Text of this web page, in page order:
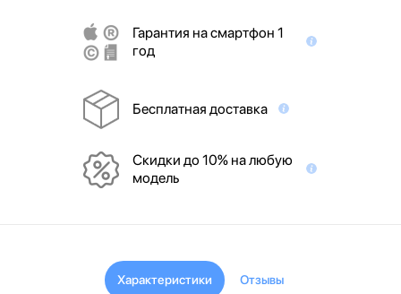
Гарантия на смартфон 1
год
Бесплатная доставка
Скидки до 10% на любую
модель
Характеристики Отзывы